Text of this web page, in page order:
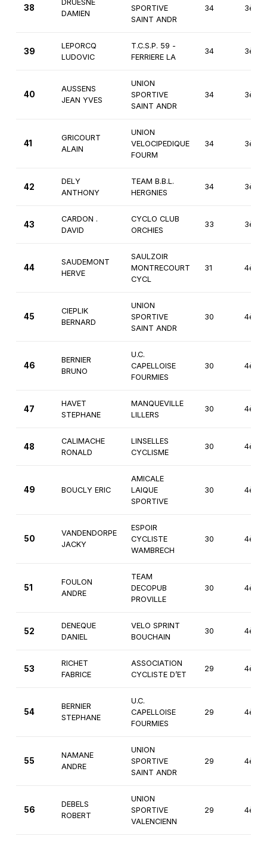
38
DRUESNE
DAMIEN
SPORTIVE
SAINT ANDR
34 3ème
39
LEPORCQ
LUDOVIC
T.C.S.P. 59 -
FERRIERE LA
34 3ème
40
AUSSENS
JEAN YVES
UNION
SPORTIVE
SAINT ANDR
34 3ème
41
GRICOURT
ALAIN
UNION
VELOCIPEDIQUE
FOURM
34 3ème
42
DELY
ANTHONY
TEAM B.B.L.
HERGNIES
34 3ème
43
CARDON .
DAVID
CYCLO CLUB
ORCHIES
33 3ème
44
SAUDEMONT
HERVE
SAULZOIR
MONTRECOURT
CYCL
31 4ème
45
CIEPLIK
BERNARD
UNION
SPORTIVE
SAINT ANDR
30 4ème
46
BERNIER
BRUNO
U.C.
CAPELLOISE
FOURMIES
30 4ème
47
HAVET
STEPHANE
MANQUEVILLE
LILLERS
30 4ème
48
CALIMACHE
RONALD
LINSELLES
CYCLISME
30 4ème
49 BOUCLY ERIC
AMICALE
LAIQUE
SPORTIVE
30 4ème
50
VANDENDORPE
JACKY
ESPOIR
CYCLISTE
WAMBRECH
30 4ème
51
FOULON
ANDRE
TEAM
DECOPUB
PROVILLE
30 4ème
52
DENEQUE
DANIEL
VELO SPRINT
BOUCHAIN
30 4ème
53
RICHET
FABRICE
ASSOCIATION
CYCLISTE D’ET
29 4ème
54
BERNIER
STEPHANE
U.C.
CAPELLOISE
FOURMIES
29 4ème
55
NAMANE
ANDRE
UNION
SPORTIVE
SAINT ANDR
29 4ème
56
DEBELS
ROBERT
UNION
SPORTIVE
VALENCIENN
29 4ème